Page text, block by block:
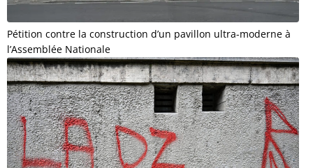
Pétition contre la construction d’un pavillon ultra-moderne à
l’Assemblée Nationale